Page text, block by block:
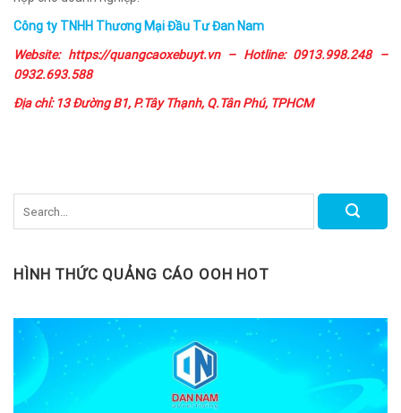
Công ty TNHH Thương Mại Đầu Tư Đan Nam
Website: https://quangcaoxebuyt.vn– Hotline: 0913.998.248 –
0932.693.588
Địa chỉ: 13 Đường B1, P.Tây Thạnh, Q.Tân Phú, TPHCM
HÌNH THỨC QUẢNG CÁO OOH HOT